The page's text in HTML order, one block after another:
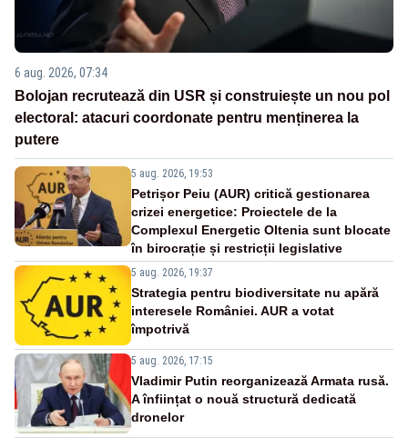
6 aug. 2026, 07:34
Bolojan recrutează din USR și construiește un nou pol
electoral: atacuri coordonate pentru menținerea la
putere
5 aug. 2026, 19:53
Petrișor Peiu (AUR) critică gestionarea
crizei energetice: Proiectele de la
Complexul Energetic Oltenia sunt blocate
în birocrație și restricții legislative
5 aug. 2026, 19:37
Strategia pentru biodiversitate nu apără
interesele României. AUR a votat
împotrivă
5 aug. 2026, 17:15
Vladimir Putin reorganizează Armata rusă.
A înființat o nouă structură dedicată
dronelor